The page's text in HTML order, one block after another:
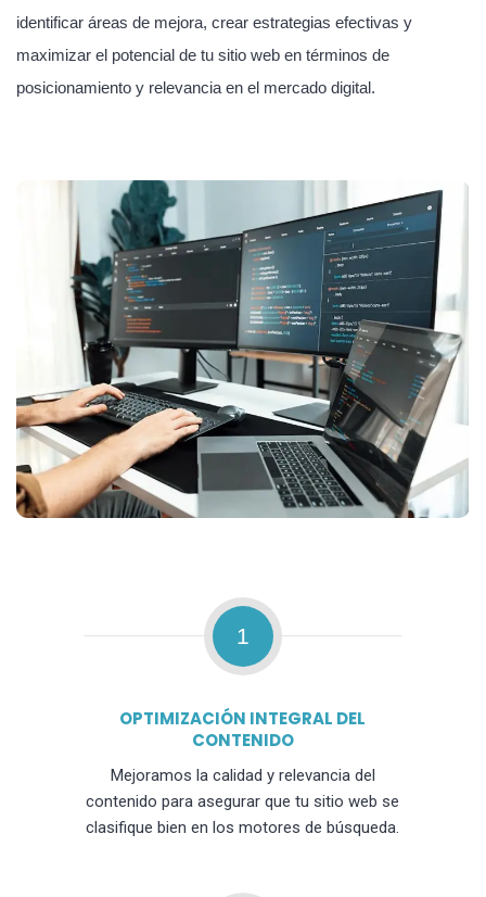
identificar áreas de mejora, crear estrategias efectivas y
maximizar el potencial de tu sitio web en términos de
posicionamiento y relevancia en el mercado digital.
1
OPTIMIZACIÓN INTEGRAL DEL
CONTENIDO
Mejoramos la calidad y relevancia del
contenido para asegurar que tu sitio web se
clasifique bien en los motores de búsqueda.